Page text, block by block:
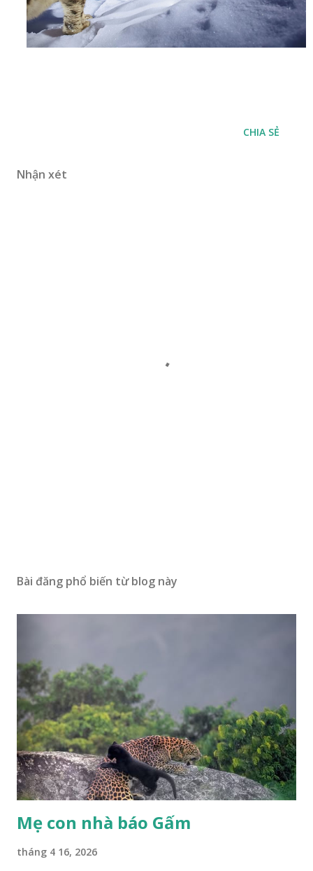
CHIA SẺ
Nhận xét
Bài đăng phổ biến từ blog này
Mẹ con nhà báo Gấm
tháng 4 16, 2026